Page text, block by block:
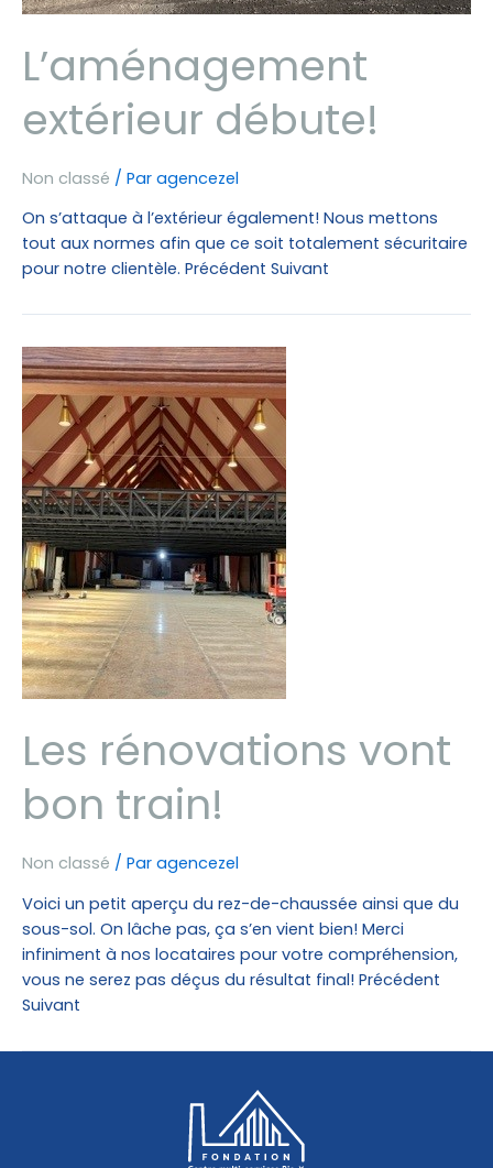
L’aménagement
extérieur débute!
Non classé / Par agencezel
On s’attaque à l’extérieur également! Nous mettons
tout aux normes afin que ce soit totalement sécuritaire
pour notre clientèle. Précédent Suivant
Les rénovations vont
bon train!
Non classé / Par agencezel
Voici un petit aperçu du rez-de-chaussée ainsi que du
sous-sol. On lâche pas, ça s’en vient bien! Merci
infiniment à nos locataires pour votre compréhension,
vous ne serez pas déçus du résultat final! Précédent
Suivant